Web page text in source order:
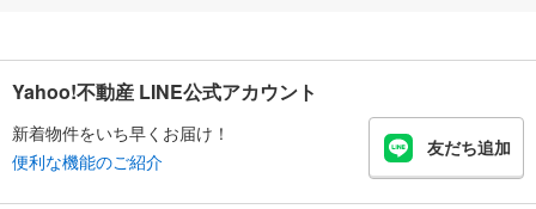
Yahoo!不動産 LINE公式アカウント
新着物件をいち早くお届け！
便利な機能のご紹介
友だち追加